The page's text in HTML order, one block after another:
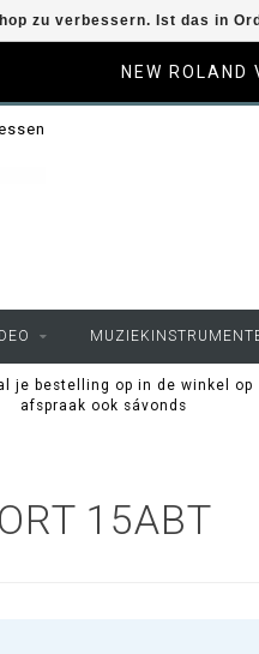
NEW
je bestelling op in de winkel op
afspraak ook sávonds
15ABT
zu verbessern. Ist das in